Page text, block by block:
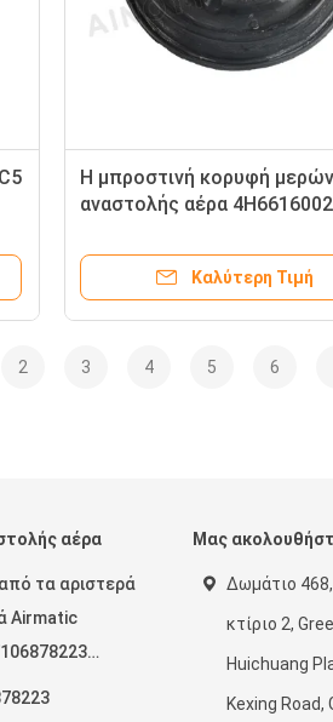
Η μπροστινή κορυφή
αναστολής αέρα
εξουσιοδότησης
Καλύτερη Τιμή
2 3 4 5 6
αέρα
τα αριστερά
Airmatic
Μας
Δωμάτιο
κτίριο 2,
Huichuang
Kexing Road,